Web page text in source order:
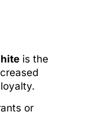
is the
or